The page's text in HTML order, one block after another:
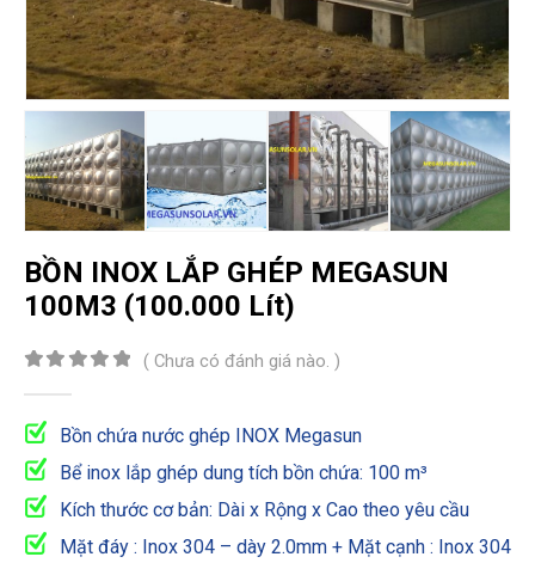
BỒN INOX LẮP GHÉP MEGASUN
100M3 (100.000 Lít)
( Chưa có đánh giá nào. )
Bồn chứa nước ghép INOX Megasun
Bể inox lắp ghép dung tích bồn chứa: 100 m³
Kích thước cơ bản: Dài x Rộng x Cao theo yêu cầu
Mặt đáy : Inox 304 – dày 2.0mm + Mặt cạnh : Inox 304